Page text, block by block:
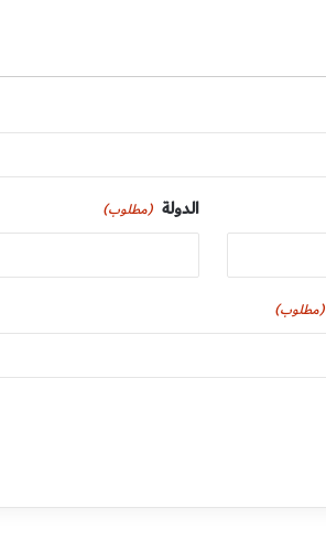
الدولة (مطلوب)
(مطلوب)